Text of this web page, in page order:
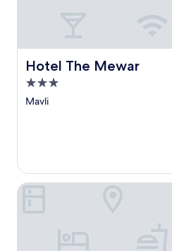
Hotel The Mewar
Hotel The Mewar
Properti
bintang
Mavli
Hotel Harku Villa